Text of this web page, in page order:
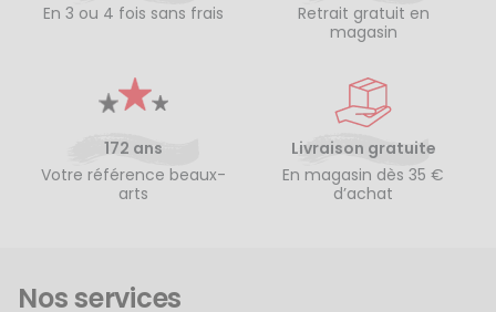
En 3 ou 4 fois sans frais
Retrait gratuit en
magasin
172 ans
Votre référence beaux-
arts
Livraison gratuite
En magasin dès 35 €
d’achat
Nos services